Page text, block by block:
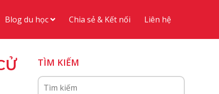
Blog du học Chia sẻ & Kết nối Liên hệ
TÌM KIẾM